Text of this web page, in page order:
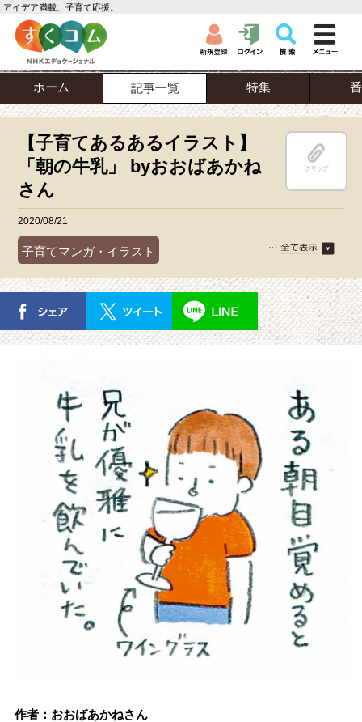
アイデア満載、子育て応援。
ホーム 記事一覧 特集
【子育てあるあるイラスト】
「朝の牛乳」 byおおばあかね
さん
クリップ
2020/08/21
子育てマンガ・イラスト
作者：おおばあかねさん